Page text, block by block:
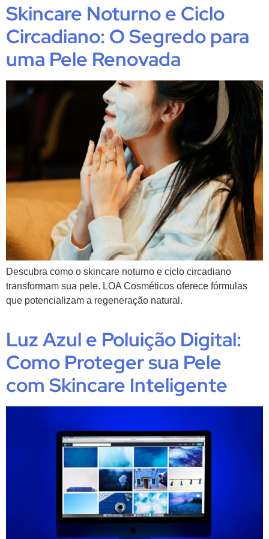
Skincare Noturno e Ciclo
Circadiano: O Segredo para
uma Pele Renovada
Descubra como o skincare noturno e ciclo circadiano
transformam sua pele. LOA Cosméticos oferece fórmulas
que potencializam a regeneração natural.
Luz Azul e Poluição Digital:
Como Proteger sua Pele
com Skincare Inteligente